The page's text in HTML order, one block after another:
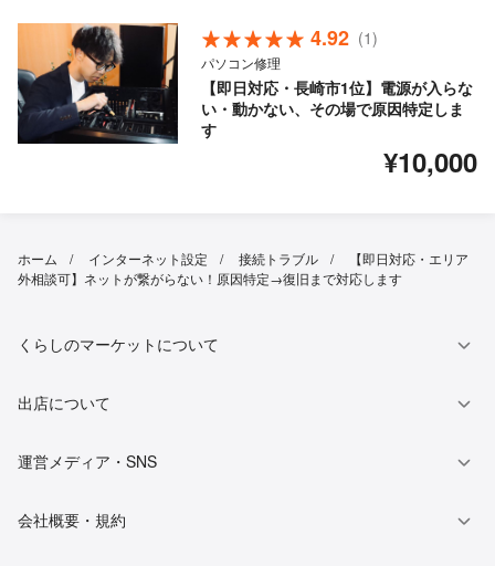
4.92 (1)
パソコン修理
【即日対応・長崎市1位】電源が入らな
い・動かない、その場で原因特定しま
す
¥10,000
ホーム インターネット設定 接続トラブル
【即日対応・エリア
外相談可】ネットが繋がらない！原因特定→復旧まで対応します
くらしのマーケットについて
出店について
運営メディア・SNS
会社概要・規約